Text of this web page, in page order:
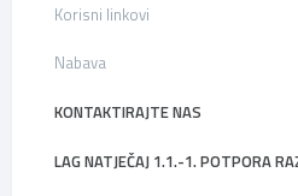
Korisni linkovi
Nabava
KONTAKTIRAJTE NAS
LAG NATJEČAJ 1.1.-1. POTPORA